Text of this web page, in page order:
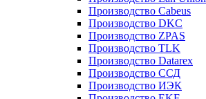
Производство Cabeus
Производство DKC
Производство ZPAS
Производство TLK
Производство Datarex
Производство ССД
Производство ИЭК